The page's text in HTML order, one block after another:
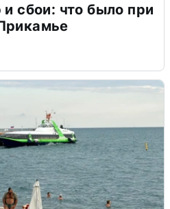
сбои: что было при